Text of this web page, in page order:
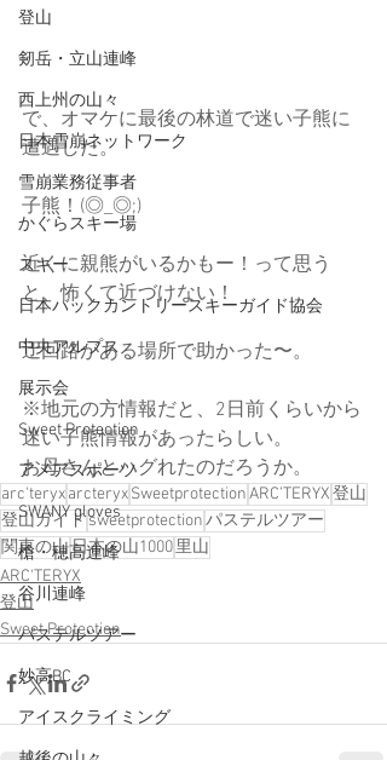
登山
剱岳・立山連峰
西上州の山々
日本雪崩ネットワーク
雪崩業務従事者
かぐらスキー場
スキー
日本バックカントリースキーガイド協会
中央アルプス
展示会
Sweet Protection
アメアスポーツ
SWANY gloves
槍・穂高連峰
谷川連峰
パステルツアー
妙高BC
アイスクライミング
で、オマケに最後の林道で迷い子熊に
遭遇した。
子熊！(◎_◎;)
近くに親熊がいるかもー！って思う
と、怖くて近づけない！
迂回路がある場所で助かった〜。
※地元の方情報だと、2日前くらいから
迷い子熊情報があったらしい。
お母さんとハグれたのだろうか。
arc'teryxarcteryxSweetprotectionARC’TERYX登山
登山ガイドsweetprotectionパステルツアー
関東の山日本の山1000里山
ARC'TERYX
登山
Sweet Protection